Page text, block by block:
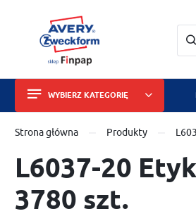
WYBIERZ KATEGORIĘ
Etykiety
Wizytówki i papiery
Identyfikatory
Strona główna Produkty
L6037-20
3780 szt.